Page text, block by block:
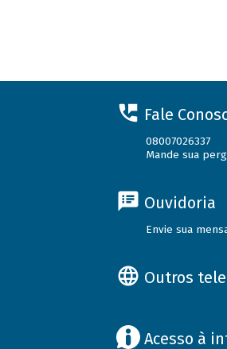
Fale
08007026337
Mande sua
Ouvidoria
Envie sua
Outros
Acesso à